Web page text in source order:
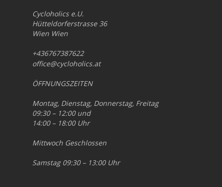
Cycloholics e.U.
Hütteldorferstrasse 36
Wien Wien
+436767387622
office@cycloholics.at
ÖFFNUNGSZEITEN
Montag, Dienstag, Donnerstag, Freitag
09:30 – 12:00 und
14:00 – 18:00 Uhr
Mittwoch Geschlossen
Samstag 09:30 – 13:00 Uhr